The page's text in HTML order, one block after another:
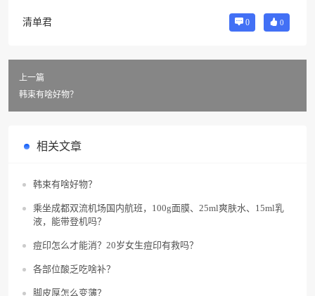
清单君 0 0
上一篇
韩束有啥好物？
相关文章
韩束有啥好物？
乘坐成都双流机场国内航班，100g面膜、25ml爽肤水、15ml乳
液，能带登机吗？
痘印怎么才能消？20岁女生痘印有救吗？
各部位酸乏吃啥补？
脚皮厚怎么变薄？